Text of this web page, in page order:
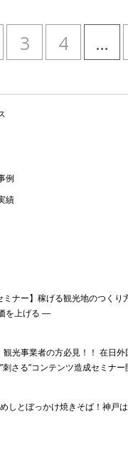
Page
3 Page
4 …
例
績
ミナー】稼げる観光地のつく
を上げる ―
観光事業者の方必見！！ 在日
さる”コンテンツ造成セミナー
しとぼっかけ焼きそば！神戸